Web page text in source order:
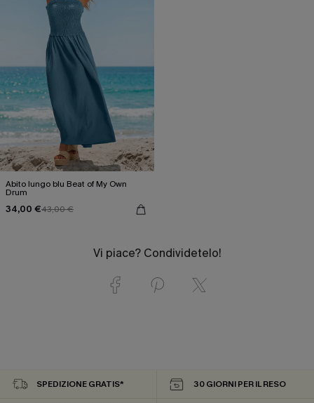
Abito lungo blu Beat of My Own
Drum
34,00 €43,00 €
Vi piace? Condividetelo!
SPEDIZIONE GRATIS* 30 GIORNI PER IL RESO